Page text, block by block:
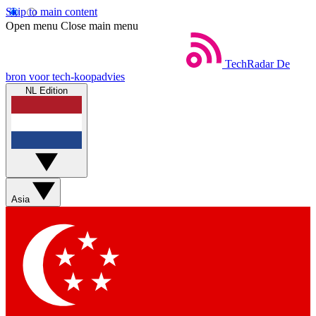
Skip to main content
Open menu Close main menu
TechRadar De
bron voor tech-koopadvies
NL Edition
Asia